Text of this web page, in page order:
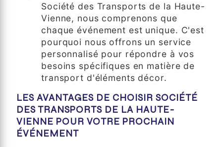
Société des Transports de la Haute-
Vienne, nous comprenons que
chaque événement est unique. C'est
pourquoi nous offrons un service
personnalisé pour répondre à vos
besoins spécifiques en matière de
transport d'éléments décor.
LES AVANTAGES DE CHOISIR SOCIÉTÉ
DES TRANSPORTS DE LA HAUTE-
VIENNE POUR VOTRE PROCHAIN
ÉVÉNEMENT